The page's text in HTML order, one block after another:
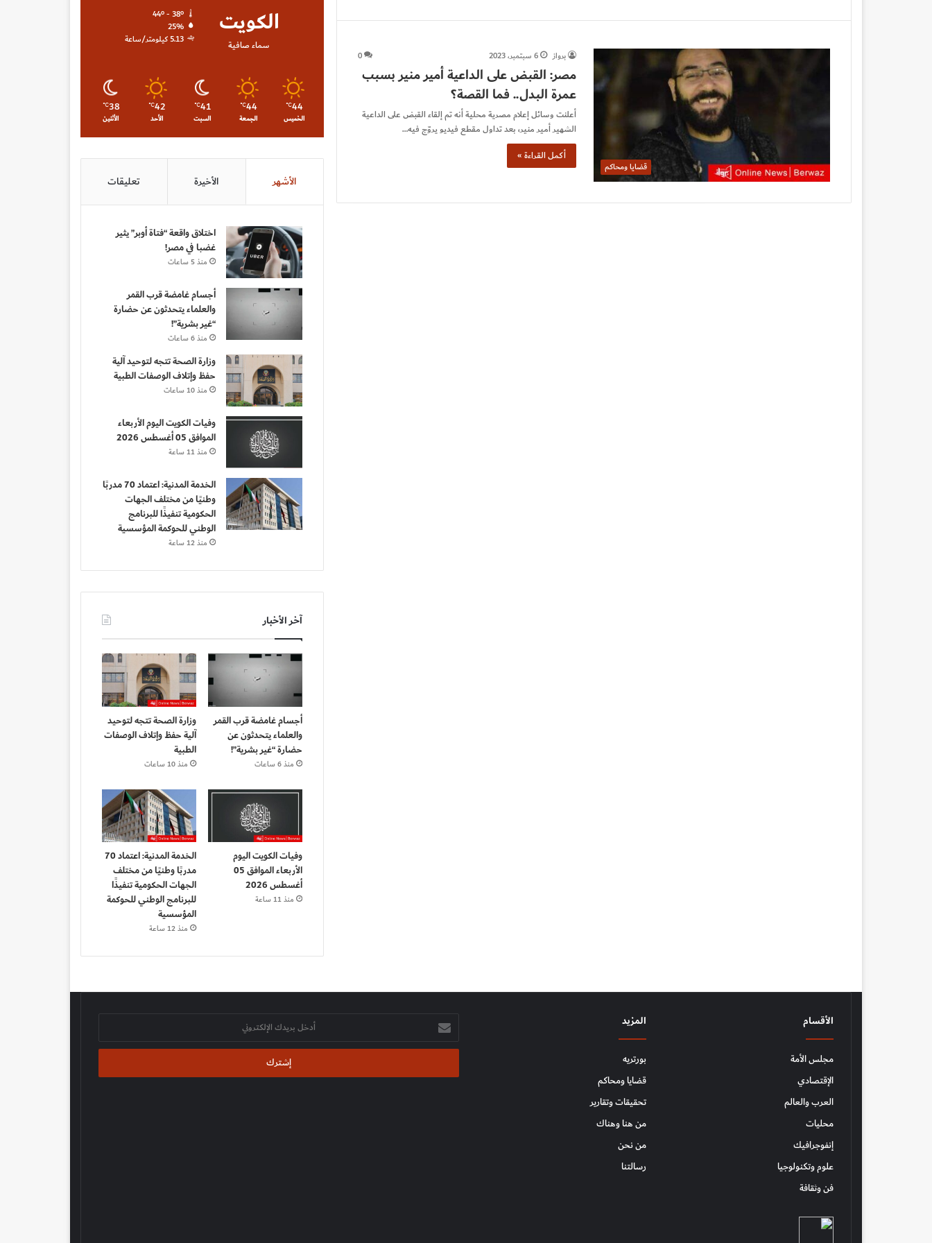
قضايا ومحاكم
برواز 6 سبتمبر، 2023 0
مصر: القبض على الداعية أمير منير بسبب
عمرة البدل.. فما القصة؟
أعلنت وسائل إعلام مصرية محلية أنه تم إلقاء القبض على الداعية
الشهير أمير منير، بعد تداول مقطع فيديو يروّج فيه…
أكمل القراءة »
الكويت
سماء صافية
44º - 38º
25%
5.13 كيلومتر/ساعة
44
℃
الخميس
44
℃
الجمعة
41
℃
السبت
42
℃
الأحد
38
℃
الأثنين
الأشهر الأخيرة تعليقات
اختلاق واقعة “فتاة أوبر” يثير
غضبا في مصر!
منذ 5 ساعات
أجسام غامضة قرب القمر
والعلماء يتحدثون عن حضارة
“غير بشرية”!
منذ 6 ساعات
وزارة الصحة تتجه لتوحيد آلية
حفظ وإتلاف الوصفات الطبية
منذ 10 ساعات
وفيات الكويت اليوم الأربعاء
الموافق 05 أغسطس 2026
منذ 11 ساعة
الخدمة المدنية: اعتماد 70 مدربًا
وطنيًا من مختلف الجهات
الحكومية تنفيذًا للبرنامج
الوطني للحوكمة المؤسسية
منذ 12 ساعة
آخر الأخبار
أجسام غامضة قرب القمر
والعلماء يتحدثون عن
حضارة “غير بشرية”!
منذ 6 ساعات
وزارة الصحة تتجه لتوحيد
آلية حفظ وإتلاف الوصفات
الطبية
منذ 10 ساعات
وفيات الكويت اليوم
الأربعاء الموافق 05
أغسطس 2026
منذ 11 ساعة
الخدمة المدنية: اعتماد 70
مدربًا وطنيًا من مختلف
الجهات الحكومية تنفيذًا
للبرنامج الوطني للحوكمة
المؤسسية
منذ 12 ساعة
الأقسام
مجلس الأمة
الإقتصادي
العرب والعالم
محليات
إنفوجرافيك
علوم وتكنولوجيا
فن وثقافة
المزيد
بورتريه
قضايا ومحاكم
تحقيقات وتقارير
من هنا وهناك
من نحن
رسالتنا
أدخل
بريدك
الإلكتروني